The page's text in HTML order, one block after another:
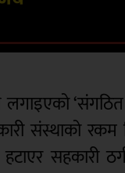
लगाइएको
संस्थाको रकम
सहकारी